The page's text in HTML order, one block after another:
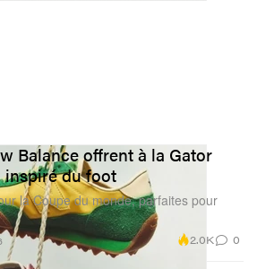
Balance offrent à la Gator
inspiré du foot
la Coupe du monde, parfaites pour
2.0K 0